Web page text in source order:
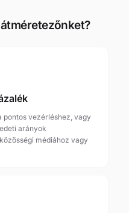
pontos vezérléshez, vagy
arányok
médiához vagy